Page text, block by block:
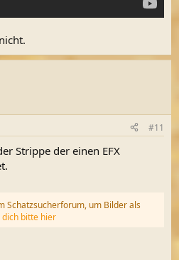
#11
Strippe der einen EFX
Schatzsucherforum, um Bilder als
dich bitte hier